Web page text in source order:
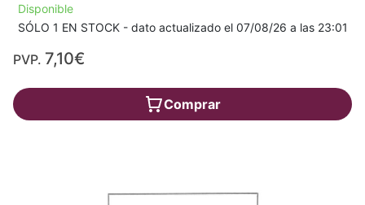
Disponible
SÓLO 1 EN STOCK - dato actualizado el 07/08/26 a las 23:01
PVP. 7,10€
Comprar